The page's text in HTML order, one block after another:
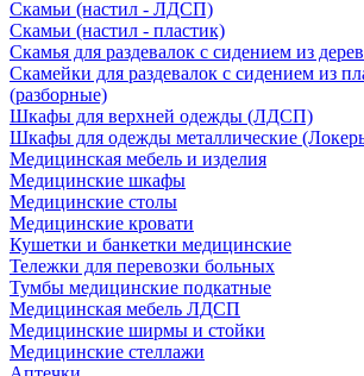
Скамьи (настил - ЛДСП)
Скамьи (настил - пластик)
Скамья для раздевалок с сидением из
Скамейки для раздевалок с сидением из
(разборные)
Шкафы для верхней одежды (ЛДСП)
Шкафы для одежды металлические
Медицинская мебель и изделия
Медицинские шкафы
Медицинские столы
Медицинские кровати
Кушетки и банкетки медицинские
Тележки для перевозки больных
Тумбы медицинские подкатные
Медицинская мебель ЛДСП
Медицинские ширмы и стойки
Медицинские стеллажи